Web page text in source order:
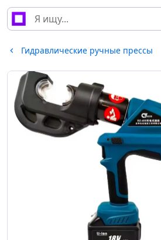
Гидравлические ручные прессы